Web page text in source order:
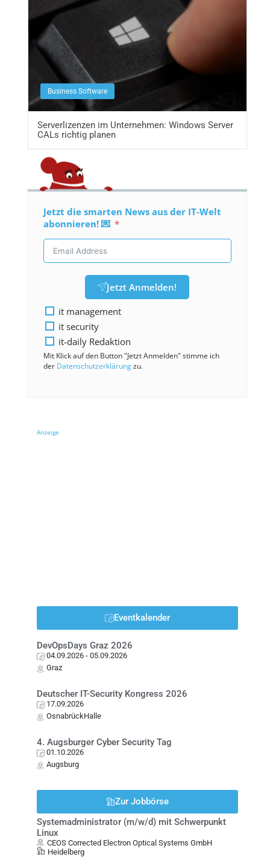
Business Software
Serverlizenzen im Unternehmen: Windows Server
CALs richtig planen
Jetzt die smarten News aus der IT-Welt
abonnieren! 💌
Jetzt Anmelden!
it management
it security
it-daily Redaktion
Mit Klick auf den Button "Jetzt Anmelden" stimme ich
der Datenschutzerklärungzu.
Anzeige
Eventkalender
DevOpsDays Graz 2026
04.09.2026- 05.09.2026
Graz
Deutscher IT-Security Kongress 2026
17.09.2026
OsnabrückHalle
4. Augsburger Cyber Security Tag
01.10.2026
Augsburg
Zur Jobbörse
Systemadministrator (m/w/d) mit Schwerpunkt
Linux
CEOS Corrected Electron Optical Systems GmbH
Heidelberg